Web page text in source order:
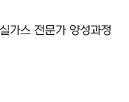
가스 전문가 양성과정